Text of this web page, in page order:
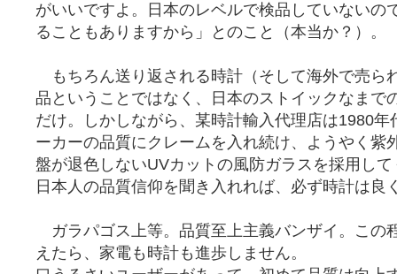
がいいですよ。日本のレベルで検品していないの
ることもありますから」とのこと（本当か？）。
もちろん送り返される時計（そして海外で売ら
品ということではなく、日本のストイックなまで
だけ。しかしながら、某時計輸入代理店は1980年
ーカーの品質にクレームを入れ続け、ようやく紫
盤が退色しないUVカットの風防ガラスを採用し
日本人の品質信仰を聞き入れれば、必ず時計は良
ガラパゴス上等。品質至上主義バンザイ。この
えたら、家電も時計も進歩しません。